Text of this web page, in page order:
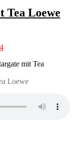
Tea Loewe
Loewe